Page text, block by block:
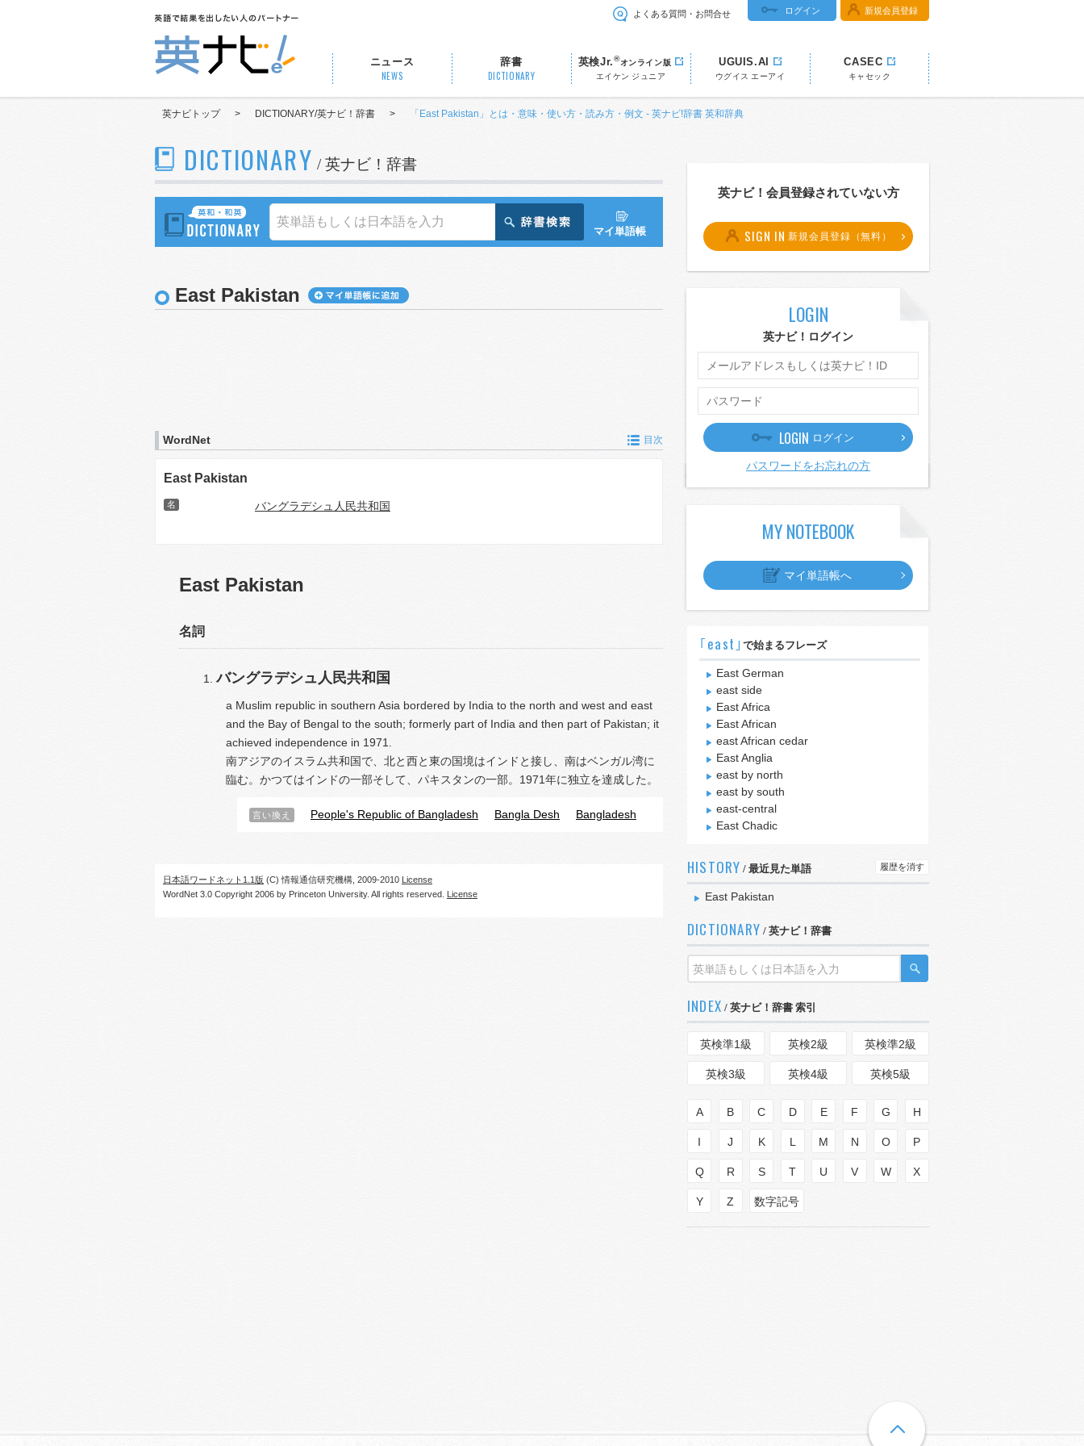
よくある質問・お問合せ ログイン 新規会員登録
ニュース
NEWS
辞書
DICTIONARY
英検Jr.®オンライン版
エイケン ジュニア
UGUIS.AI
ウグイス エーアイ
CASEC
キャセック
英ナビトップ > DICTIONARY/英ナビ！辞書 > 「East Pakistan」とは・意味・使い方・読み方・例文 - 英ナビ!辞書 英和辞典
DICTIONARY / 英ナビ！辞書
マイ単語帳
East Pakistan
WordNet 目次
East Pakistan
名 バングラデシュ人民共和国
East Pakistan
名詞
バングラデシュ人民共和国
a Muslim republic in southern Asia bordered by India to the north and west and east
and the Bay of Bengal to the south; formerly part of India and then part of Pakistan; it
achieved independence in 1971.
南アジアのイスラム共和国で、北と西と東の国境はインドと接し、南はベンガル湾に
臨む。かつてはインドの一部そして、パキスタンの一部。1971年に独立を達成した。
言い換え People's Republic of Bangladesh Bangla Desh Bangladesh
日本語ワードネット1.1版 (C) 情報通信研究機構, 2009-2010 License
WordNet 3.0 Copyright 2006 by Princeton University. All rights reserved. License
英ナビ！会員登録されていない方
SIGN IN 新規会員登録（無料）
LOGIN
英ナビ！ログイン
LOGIN ログイン
パスワードをお忘れの方
MY NOTEBOOK
マイ単語帳へ
｢east｣で始まるフレーズ
East German
east side
East Africa
East African
east African cedar
East Anglia
east by north
east by south
east-central
East Chadic
HISTORY / 最近見た単語 履歴を消す
East Pakistan
DICTIONARY / 英ナビ！辞書
INDEX / 英ナビ！辞書 索引
英検準1級 英検2級 英検準2級
英検3級 英検4級 英検5級
A B C D E F G H
I J K L M N O P
Q R S T U V W X
Y Z 数字記号